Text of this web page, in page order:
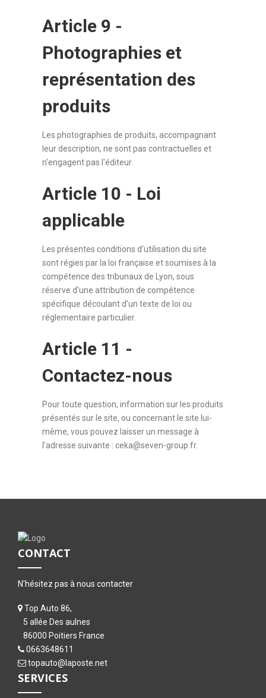
Article 9 -
Photographies et
représentation des
produits
Les photographies de produits, accompagnant
leur description, ne sont pas contractuelles et
n'engagent pas l'éditeur.
Article 10 - Loi
applicable
Les présentes conditions d'utilisation du site
sont régies par la loi française et soumises à la
compétence des tribunaux de Lyon, sous
réserve d'une attribution de compétence
spécifique découlant d'un texte de loi ou
réglementaire particulier.
Article 11 -
Contactez-nous
Pour toute question, information sur les produits
présentés sur le site, ou concernant le site lui-
même, vous pouvez laisser un message à
l'adresse suivante : ceka@seven-group.fr.
CONTACT
N'hésitez pas à nous contacter
Top Auto 86,
5 allée Des aulnes
86000 Poitiers France
0663648611
topauto@laposte.net
SERVICES